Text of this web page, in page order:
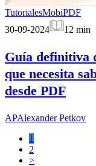
TutorialesMobiPDF
30-09-2024
12 min
Guía definitiva
que necesita
desde PDF
APAlexander Petkov
1
2
>